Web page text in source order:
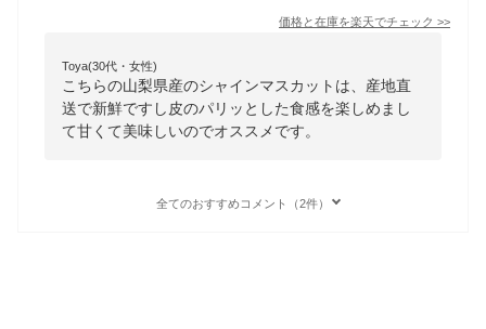
価格と在庫を楽天でチェック >>
Toya(30代・女性)
こちらの山梨県産のシャインマスカットは、産地直
送で新鮮ですし皮のパリッとした食感を楽しめまし
て甘くて美味しいのでオススメです。
全てのおすすめコメント（2件）